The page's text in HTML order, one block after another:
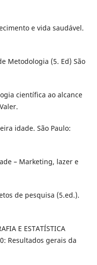
e vida saudável.
Metodologia (5. Ed) São
científica ao alcance
idade. São Paulo:
– Marketing, lazer e
de pesquisa (5.ed.).
E ESTATÍSTICA
Resultados gerais da